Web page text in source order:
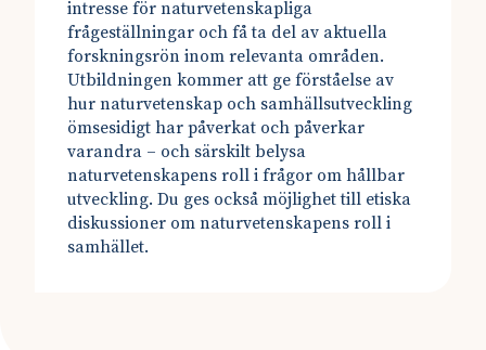
intresse för naturvetenskapliga
frågeställningar och få ta del av aktuella
forskningsrön inom relevanta områden.
Utbildningen kommer att ge förståelse av
hur naturvetenskap och samhällsutveckling
ömsesidigt har påverkat och påverkar
varandra – och särskilt belysa
naturvetenskapens roll i frågor om hållbar
utveckling. Du ges också möjlighet till etiska
diskussioner om naturvetenskapens roll i
samhället.